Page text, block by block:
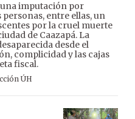
imputación por
entre ellas, un
por la cruel muerte
de Caazapá. La
desde el
complicidad y las cajas
fiscal.
ÚH